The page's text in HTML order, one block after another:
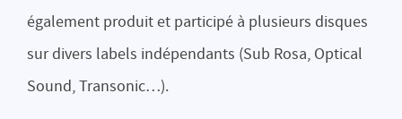
également produit et participé à plusieurs disques
sur divers labels indépendants (Sub Rosa, Optical
Sound, Transonic…).